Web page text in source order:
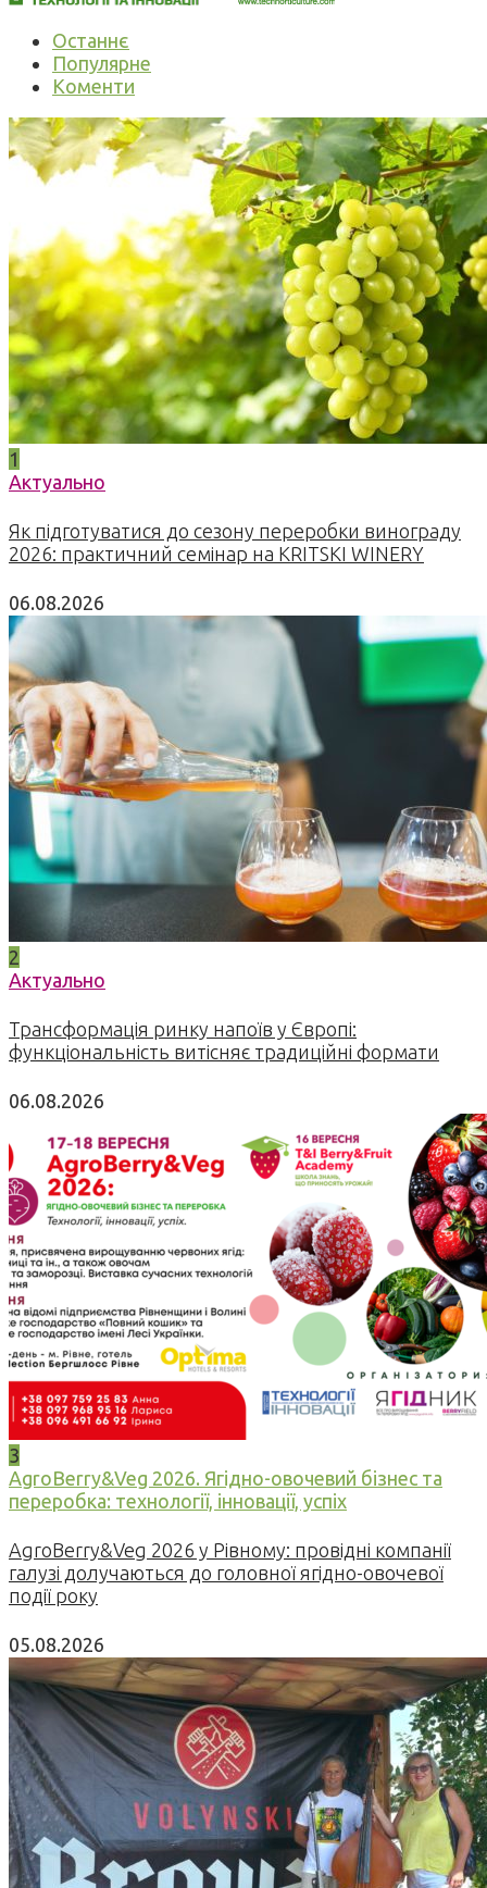
Останнє
Популярне
Коменти
1
Актуально
Як підготуватися до сезону переробки винограду
2026: практичний семінар на KRITSKI WINERY
06.08.2026
2
Актуально
Трансформація ринку напоїв у Європі:
функціональність витісняє традиційні формати
06.08.2026
3
AgroBerry&Veg 2026. Ягідно-овочевий бізнес та
переробка: технології, інновації, успіх
AgroBerry&Veg 2026 у Рівному: провідні компанії
галузі долучаються до головної ягідно-овочевої
події року
05.08.2026